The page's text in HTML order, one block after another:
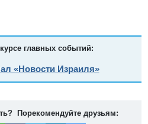
главных событий:
«Новости Израиля»
Порекомендуйте друзьям: